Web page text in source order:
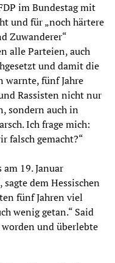
im Bundestag mit
und für „noch härtere
Zuwanderer“
alle Parteien, auch
und damit die
warnte, fünf Jahre
Rassisten nicht nur
sondern auch in
Ich frage mich:
falsch gemacht?“
19. Januar
sagte dem Hessischen
fünf Jahren viel
wenig getan.“ Said
und überlebte